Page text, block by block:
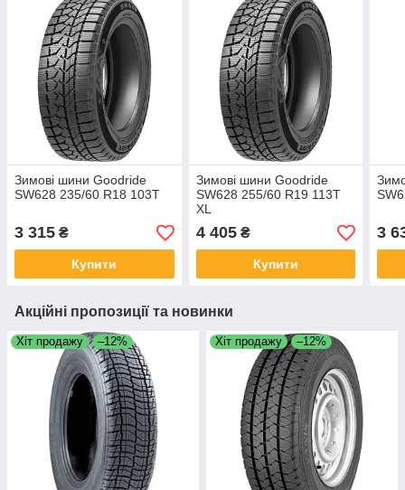
Зимові шини Goodride
SW628 235/60 R18 103T
3 315 ₴
Купити
Зимові шини Goodride
SW628 255/60 R19 113T
XL
4 405₴
Купити
3
Акційні пропозиції та новинки
Хіт продажу –12% Хіт продажу –12%